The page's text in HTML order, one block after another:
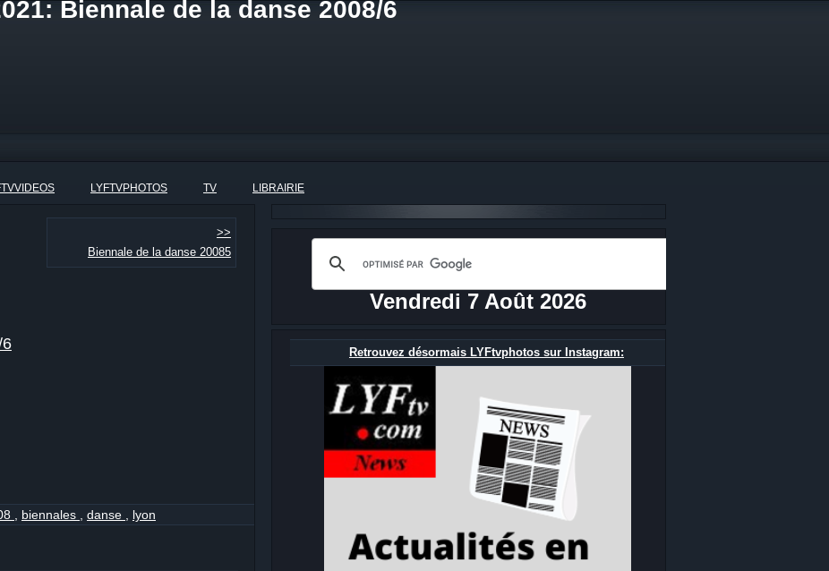
Biennale de la danse 2008/6
LYFTVPHOTOS TV LIBRAIRIE
>>
Biennale de la danse 20085
biennales danse lyon
Vendredi 7 Août 2026
Retrouvez désormais LYFtvphotos sur Instagram: